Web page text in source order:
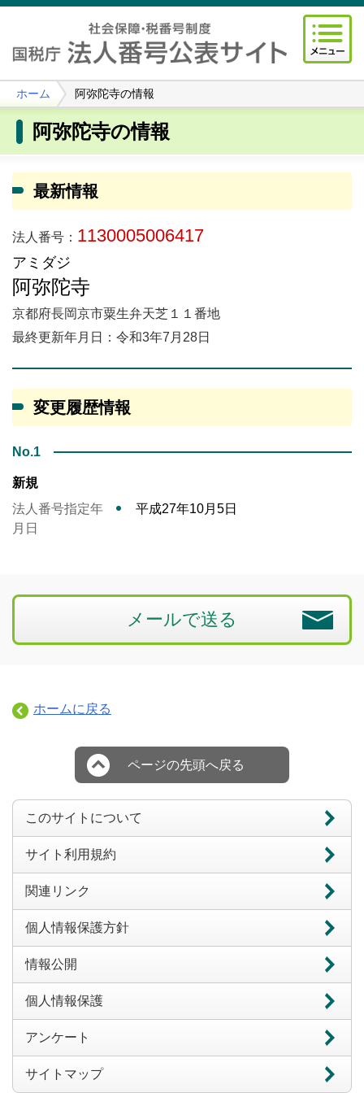
ホーム 阿弥陀寺の情報
阿弥陀寺の情報
最新情報
法人番号： 1130005006417
アミダジ
阿弥陀寺
京都府長岡京市粟生弁天芝１１番地
最終更新年月日：令和3年7月28日
変更履歴情報
No.1
新規
法人番号指定年
月日
平成27年10月5日
メールで送る
ホームに戻る
ページの先頭へ戻る
このサイトについて
サイト利用規約
関連リンク
個人情報保護方針
情報公開
個人情報保護
アンケート
サイトマップ